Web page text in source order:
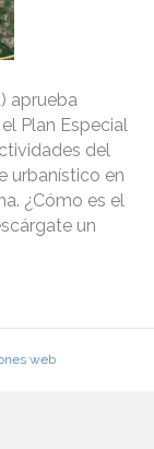
aprueba
Plan Especial
del
urbanístico en
¿Cómo es el
un
web